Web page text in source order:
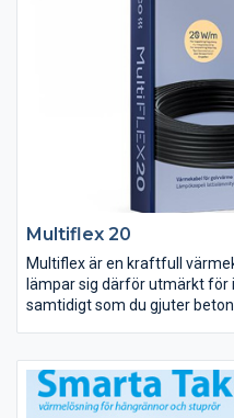
Multiflex 20
Multiflex är en kraftfull
lämpar sig därför utmärkt för
samtidigt som du gjuter